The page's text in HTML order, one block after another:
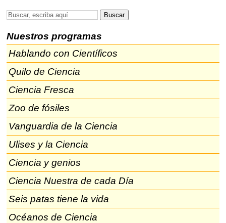
Nuestros programas
Hablando con Científicos
Quilo de Ciencia
Ciencia Fresca
Zoo de fósiles
Vanguardia de la Ciencia
Ulises y la Ciencia
Ciencia y genios
Ciencia Nuestra de cada Día
Seis patas tiene la vida
Océanos de Ciencia